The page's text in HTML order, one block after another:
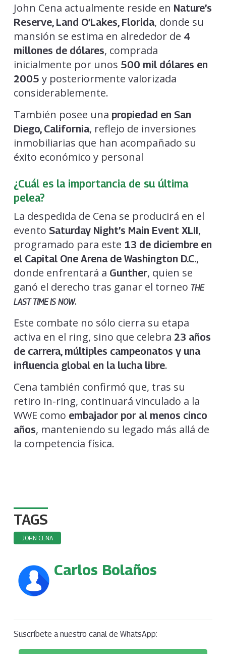
John Cena actualmente reside en Nature’s
Reserve, Land O’Lakes, Florida, donde su
mansión se estima en alrededor de 4
millones de dólares, comprada
inicialmente por unos 500 mil dólares en
2005 y posteriormente valorizada
considerablemente.
También posee una propiedad en San
Diego, California, reflejo de inversiones
inmobiliarias que han acompañado su
éxito económico y personal
¿Cuál es la importancia de su última
pelea?
La despedida de Cena se producirá en el
evento Saturday Night’s Main Event XLII,
programado para este 13 de diciembre en
el Capital One Arena de Washington D.C.,
donde enfrentará a Gunther, quien se
ganó el derecho tras ganar el torneo THE
LAST TIME IS NOW.
Este combate no sólo cierra su etapa
activa en el ring, sino que celebra 23 años
de carrera, múltiples campeonatos y una
influencia global en la lucha libre.
Cena también confirmó que, tras su
retiro in-ring, continuará vinculado a la
WWE como embajador por al menos cinco
años, manteniendo su legado más allá de
la competencia física.
TAGS
JOHN CENA
Carlos Bolaños
Suscríbete a nuestro canal de WhatsApp: